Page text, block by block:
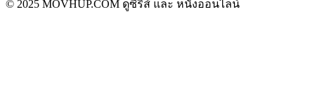
© 2025 MOVHUP.COM ดูซีรี่ส์ และ หนังออนไลน์